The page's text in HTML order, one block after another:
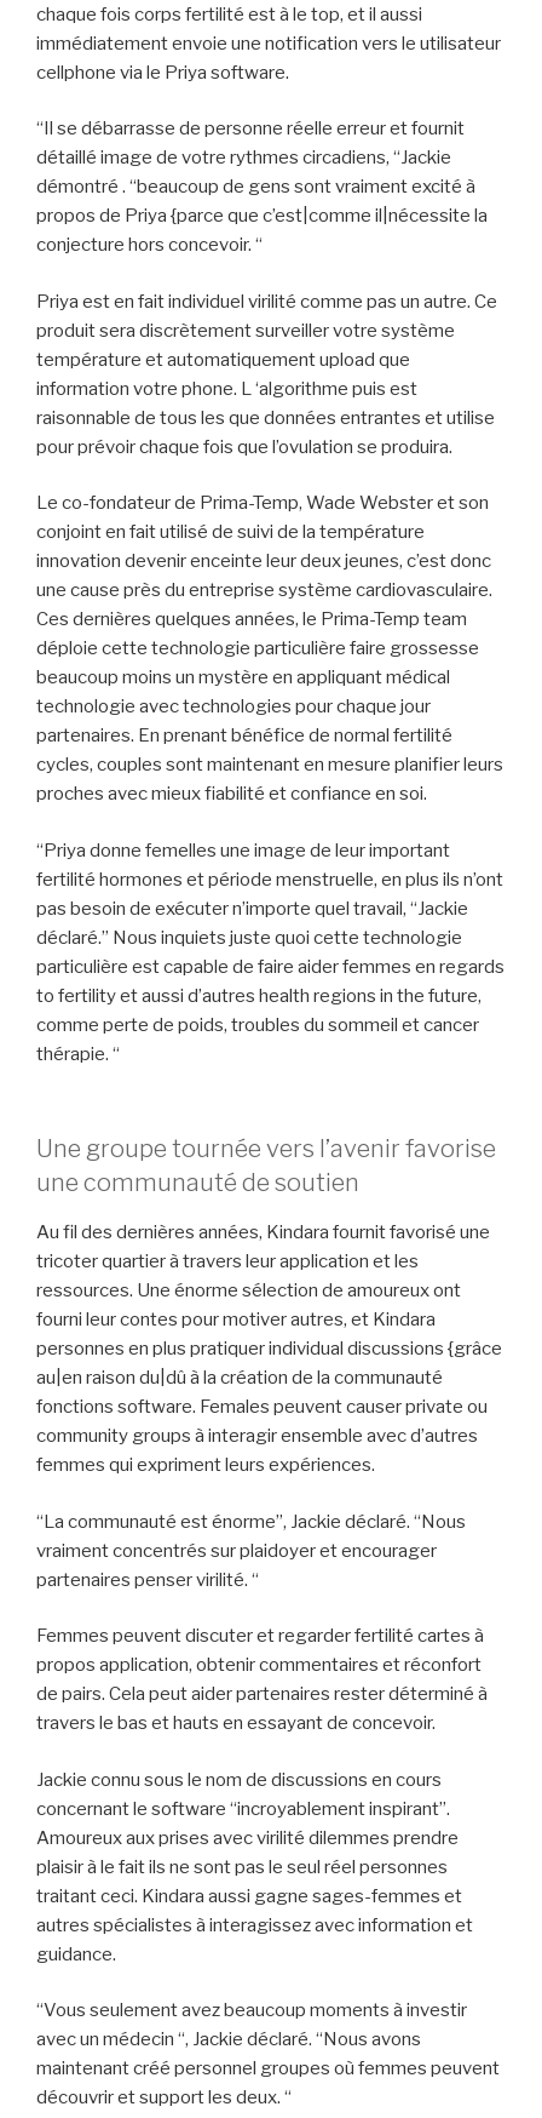
chaque fois corps fertilité est à le top, et il aussi
immédiatement envoie une notification vers le utilisateur
cellphone via le Priya software.
“Il se débarrasse de personne réelle erreur et fournit
détaillé image de votre rythmes circadiens, “Jackie
démontré . “beaucoup de gens sont vraiment excité à
propos de Priya {parce que c’est|comme il|nécessite la
conjecture hors concevoir. “
Priya est en fait individuel virilité comme pas un autre. Ce
produit sera discrètement surveiller votre système
température et automatiquement upload que
information votre phone. L ‘algorithme puis est
raisonnable de tous les que données entrantes et utilise
pour prévoir chaque fois que l’ovulation se produira.
Le co-fondateur de Prima-Temp, Wade Webster et son
conjoint en fait utilisé de suivi de la température
innovation devenir enceinte leur deux jeunes, c’est donc
une cause près du entreprise système cardiovasculaire.
Ces dernières quelques années, le Prima-Temp team
déploie cette technologie particulière faire grossesse
beaucoup moins un mystère en appliquant médical
technologie avec technologies pour chaque jour
partenaires. En prenant bénéfice de normal fertilité
cycles, couples sont maintenant en mesure planifier leurs
proches avec mieux fiabilité et confiance en soi.
“Priya donne femelles une image de leur important
fertilité hormones et période menstruelle, en plus ils n’ont
pas besoin de exécuter n’importe quel travail, “Jackie
déclaré.” Nous inquiets juste quoi cette technologie
particulière est capable de faire aider femmes en regards
to fertility et aussi d’autres health regions in the future,
comme perte de poids, troubles du sommeil et cancer
thérapie. “
Une groupe tournée vers l’avenir favorise
une communauté de soutien
Au fil des dernières années, Kindara fournit favorisé une
tricoter quartier à travers leur application et les
ressources. Une énorme sélection de amoureux ont
fourni leur contes pour motiver autres, et Kindara
personnes en plus pratiquer individual discussions {grâce
au|en raison du|dû à la création de la communauté
fonctions software. Females peuvent causer private ou
community groups à interagir ensemble avec d’autres
femmes qui expriment leurs expériences.
“La communauté est énorme”, Jackie déclaré. “Nous
vraiment concentrés sur plaidoyer et encourager
partenaires penser virilité. “
Femmes peuvent discuter et regarder fertilité cartes à
propos application, obtenir commentaires et réconfort
de pairs. Cela peut aider partenaires rester déterminé à
travers le bas et hauts en essayant de concevoir.
Jackie connu sous le nom de discussions en cours
concernant le software “incroyablement inspirant”.
Amoureux aux prises avec virilité dilemmes prendre
plaisir à le fait ils ne sont pas le seul réel personnes
traitant ceci. Kindara aussi gagne sages-femmes et
autres spécialistes à interagissez avec information et
guidance.
“Vous seulement avez beaucoup moments à investir
avec un médecin “, Jackie déclaré. “Nous avons
maintenant créé personnel groupes où femmes peuvent
découvrir et support les deux. “